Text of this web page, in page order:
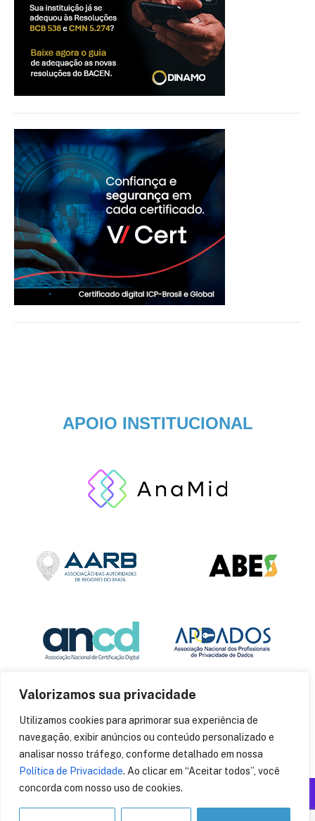
Valorizamos sua privacidade
Utilizamos cookies para aprimorar sua experiência de
navegação, exibir anúncios ou conteúdo personalizado e
analisar nosso tráfego, conforme detalhado em nossa
Política de Privacidade. Ao clicar em “Aceitar todos”, você
concorda com nosso uso de cookies.
APOIO INSTITUCIONAL
© 2014CryptoID. Todos os direitos reservados.